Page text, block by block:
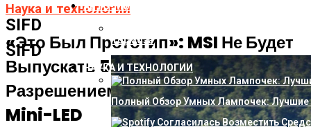
SIFD
SIFD
АВТО-МОТО
Тормоза
НАУКА И ТЕХНОЛОГИИ
Полный Обзор Умных Лампочек: Лучшие
Наука и технологии
«Это Был Прототип»: MSI Не Будет
Выпускать 500-Гц Монитор С
Разрешением 1440p И Подсветкой
Mini-LED